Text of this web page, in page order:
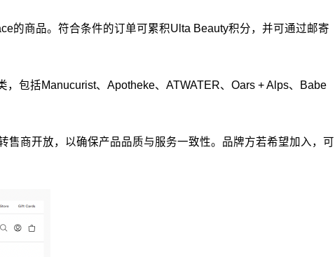
的商品。符合条件的订单可累积Ulta Beauty积分，并可通过邮寄
包括Manucurist、Apotheke、ATWATER、Oars + Alps、Babe
商开放，以确保产品品质与服务一致性。品牌方若希望加入，可